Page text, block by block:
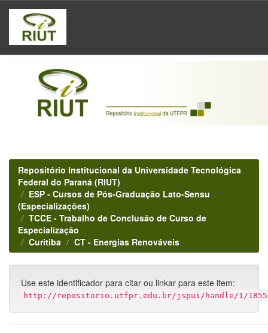
Skip
navigation
Repositório Institucional da Universidade Tecnológica
Federal do Paraná (RIUT)
ESP - Cursos de Pós-Graduação Lato-Sensu
(Especializações)
TCCE - Trabalho de Conclusão de Curso de
Especialização
Curitiba
CT - Energias Renováveis
Use este identificador para citar ou linkar para este item:
http://repositorio.utfpr.edu.br/jspui/handle/1/